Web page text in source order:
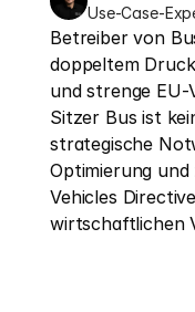
Use-Case-
Betreiber von
doppeltem
und strenge EU-
Sitzer Bus ist
strategische
Optimierung
Vehicles
wirtschaftlichen